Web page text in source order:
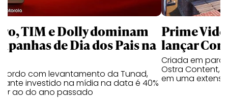
TIM e Dolly dominam
de Dia dos Pais na
com levantamento da Tunad,
investido na mídia na data é 40%
ao do ano passado
Prime
lançar
Criada em
Ostra Content,
em uma